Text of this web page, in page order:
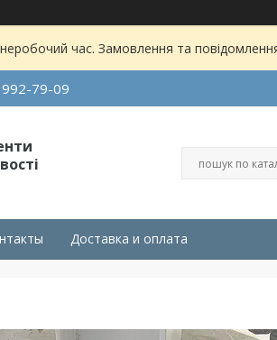
неробочий час. Замовлення та
79-09
Доставка и оплата